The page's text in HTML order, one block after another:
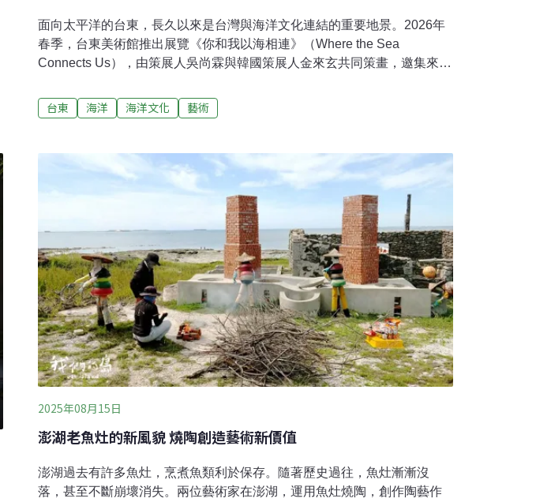
面向太平洋的台東，長久以來是台灣與海洋文化連結的重要地景。2026年
春季，台東美術館推出展覽《你和我以海相連》（Where the Sea
Connects Us），由策展人吳尚霖與韓國策展人金來玄共同策畫，邀集來自
置、錄像與參與式創作等多樣媒材，從情感、歷史與生態等不同面向，重
新思考海洋在人類文化與島嶼經驗中的意義。策展人吳尚霖指出，展覽的
像一個封閉的系統，但其實又與外界保持很多連結。」在他看來，海洋既
是邊界，也是交流的通道，因此展覽希望透過藝術家的創作，討論島嶼與
世界之間既分隔又相連的狀態。海洋作為記憶與神話的起點在策展理念
中，海洋不只是自然環境，更是歷史與文化想像的載體。研究指出，南島
語族在沒有羅盤的情況下，透過觀測星象與洋流航行於島嶼之間，使海洋
成為重
台東 海洋 海洋文化 藝術
2025年08月15日
澎湖老魚灶的新風貌 燒陶創造藝術新價值
澎湖過去有許多魚灶，烹煮魚類利於保存。隨著歷史過往，魚灶漸漸沒
落，甚至不斷崩壞消失。兩位藝術家在澎湖，運用魚灶燒陶，創作陶藝作